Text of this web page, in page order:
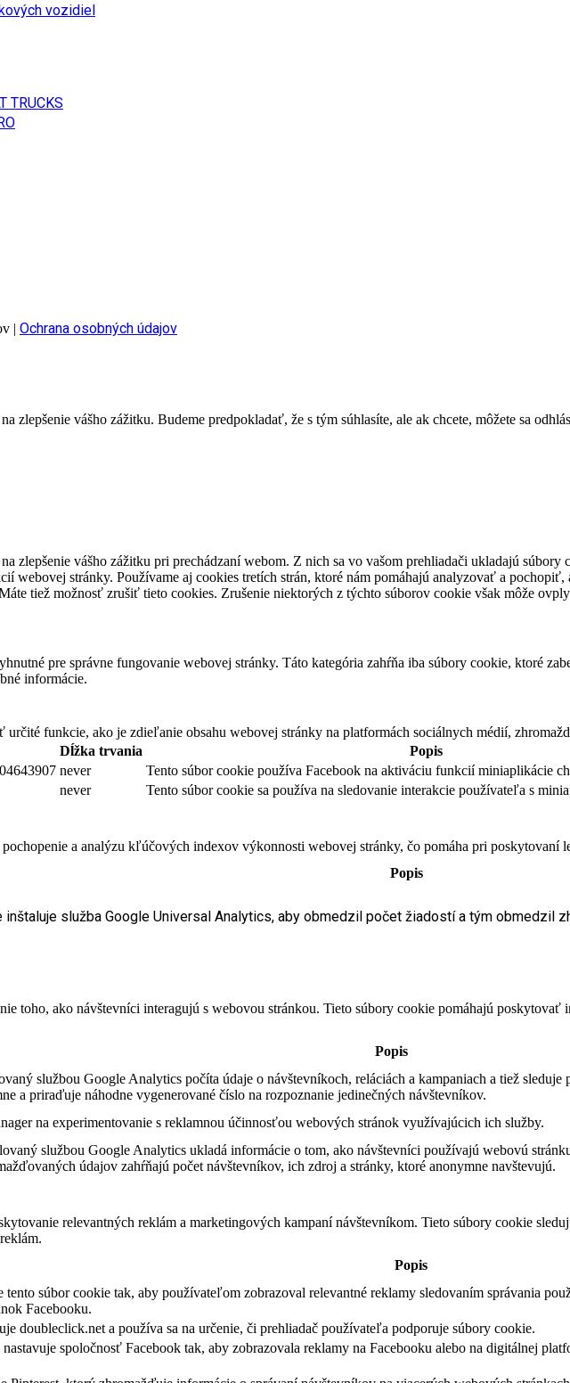
vozidiel
TRUCKS
| Ochrana osobných údajov
zlepšenie vášho zážitku. Budeme predpokladať, že s tým súhlasíte, ale ak chcete, môžete sa
zlepšenie vášho zážitku pri prechádzaní webom. Z nich sa vo vašom prehliadači ukladajú
webovej stránky. Používame aj cookies tretích strán, ktoré nám pomáhajú analyzovať a
tiež možnosť zrušiť tieto cookies. Zrušenie niektorých z týchto súborov cookie však môže
pre správne fungovanie webovej stránky. Táto kategória zahŕňa iba súbory cookie, ktoré
informácie.
funkcie, ako je zdieľanie obsahu webovej stránky na platformách sociálnych médií,
Dĺžka trvania
Popis
never
Tento súbor cookie používa Facebook na aktiváciu funkcií miniaplikácie
never Tento súbor cookie sa používa na sledovanie interakcie používateľa s
a analýzu kľúčových indexov výkonnosti webovej stránky, čo pomáha pri poskytovaní
Popis
inštaluje služba Google Universal Analytics, aby obmedzil počet žiadostí a tým obmedzil
toho, ako návštevníci interagujú s webovou stránkou. Tieto súbory cookie pomáhajú poskytovať
Popis
službou Google Analytics počíta údaje o návštevníkoch, reláciách a kampaniach a tiež
a priraďuje náhodne vygenerované číslo na rozpoznanie jedinečných návštevníkov.
na experimentovanie s reklamnou účinnosťou webových stránok využívajúcich ich služby.
službou Google Analytics ukladá informácie o tom, ako návštevníci používajú webovú
údajov zahŕňajú počet návštevníkov, ich zdroj a stránky, ktoré anonymne navštevujú.
relevantných reklám a marketingových kampaní návštevníkom. Tieto súbory cookie
Popis
tento súbor cookie tak, aby používateľom zobrazoval relevantné reklamy sledovaním správania
Facebooku.
doubleclick.net a používa sa na určenie, či prehliadač používateľa podporuje súbory cookie.
spoločnosť Facebook tak, aby zobrazovala reklamy na Facebooku alebo na digitálnej